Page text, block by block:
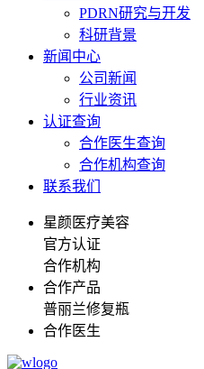
PDRN研究与开发
科研背景
新闻中心
公司新闻
行业资讯
认证查询
合作医生查询
合作机构查询
联系我们
星颜医疗美容
官方认证
合作机构
合作产品
普丽兰修复瓶
合作医生